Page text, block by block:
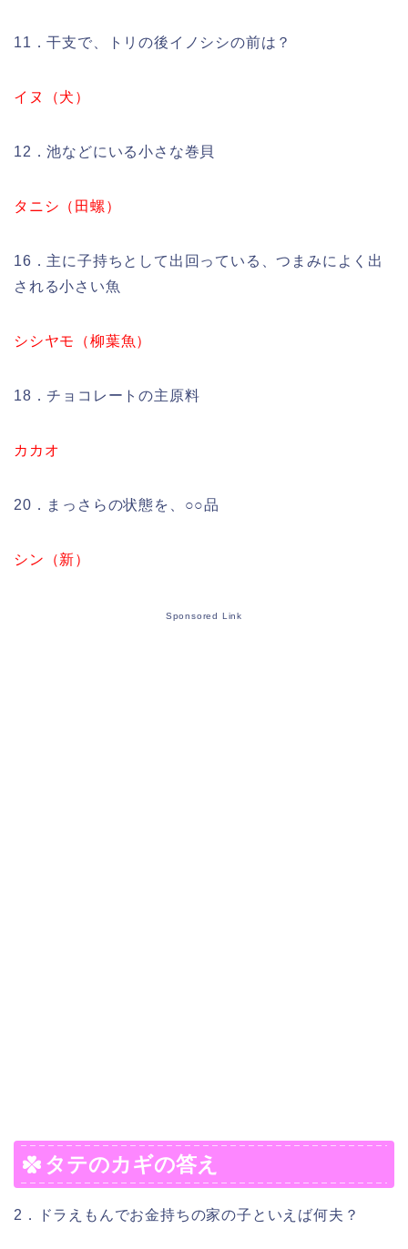
11．干支で、トリの後イノシシの前は？
イヌ（犬）
12．池などにいる小さな巻貝
タニシ（田螺）
16．主に子持ちとして出回っている、つまみによく出
される小さい魚
シシヤモ（柳葉魚）
18．チョコレートの主原料
カカオ
20．まっさらの状態を、○○品
シン（新）
Sponsored Link
タテのカギの答え
2．ドラえもんでお金持ちの家の子といえば何夫？